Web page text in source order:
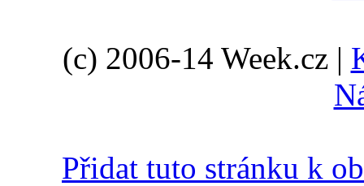
(c) 2006-14 Week.cz |
Přidat tuto stránku k